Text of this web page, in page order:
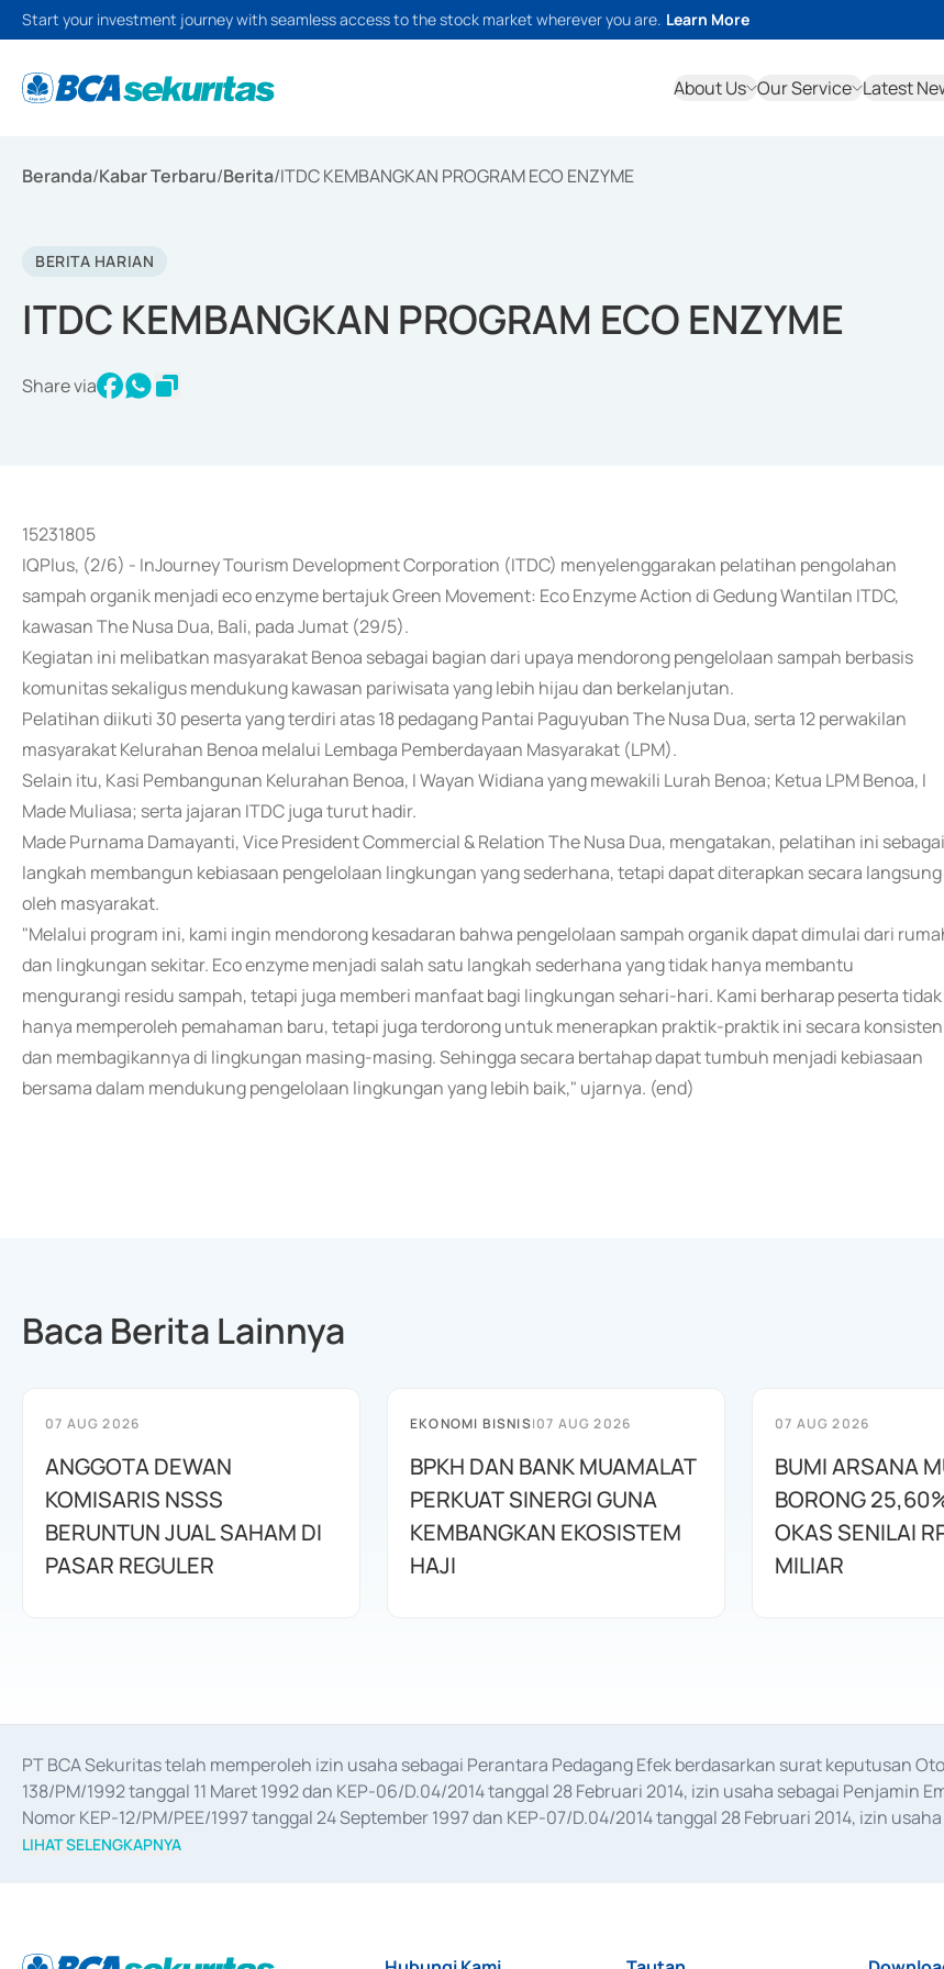
Start your investment journey with seamless access to the stock market wherever you are. Learn More
About Us Our Service Latest
Beranda/Kabar Terbaru/Berita/ITDC KEMBANGKAN PROGRAM ECO ENZYME
BERITA HARIAN
ITDC KEMBANGKAN PROGRAM ECO ENZYME
Share via
15231805
IQPlus, (2/6) - InJourney Tourism Development Corporation (ITDC) menyelenggarakan pelatihan pengolahan
sampah organik menjadi eco enzyme bertajuk Green Movement: Eco Enzyme Action di Gedung Wantilan ITDC,
kawasan The Nusa Dua, Bali, pada Jumat (29/5).
Kegiatan ini melibatkan masyarakat Benoa sebagai bagian dari upaya mendorong pengelolaan sampah berbasis
komunitas sekaligus mendukung kawasan pariwisata yang lebih hijau dan berkelanjutan.
Pelatihan diikuti 30 peserta yang terdiri atas 18 pedagang Pantai Paguyuban The Nusa Dua, serta 12 perwakilan
masyarakat Kelurahan Benoa melalui Lembaga Pemberdayaan Masyarakat (LPM).
Selain itu, Kasi Pembangunan Kelurahan Benoa, I Wayan Widiana yang mewakili Lurah Benoa; Ketua LPM Benoa, I
Made Muliasa; serta jajaran ITDC juga turut hadir.
Made Purnama Damayanti, Vice President Commercial & Relation The Nusa Dua, mengatakan, pelatihan ini sebagai
langkah membangun kebiasaan pengelolaan lingkungan yang sederhana, tetapi dapat diterapkan secara langsung
oleh masyarakat.
"Melalui program ini, kami ingin mendorong kesadaran bahwa pengelolaan sampah organik dapat dimulai dari
dan lingkungan sekitar. Eco enzyme menjadi salah satu langkah sederhana yang tidak hanya membantu
mengurangi residu sampah, tetapi juga memberi manfaat bagi lingkungan sehari-hari. Kami berharap peserta tidak
hanya memperoleh pemahaman baru, tetapi juga terdorong untuk menerapkan praktik-praktik ini secara konsisten
dan membagikannya di lingkungan masing-masing. Sehingga secara bertahap dapat tumbuh menjadi kebiasaan
bersama dalam mendukung pengelolaan lingkungan yang lebih baik," ujarnya. (end)
Baca Berita Lainnya
07 AUG 2026
ANGGOTA DEWAN
KOMISARIS NSSS
BERUNTUN JUAL SAHAM DI
PASAR REGULER
EKONOMI BISNIS|07 AUG 2026
BPKH DAN BANK MUAMALAT
PERKUAT SINERGI GUNA
KEMBANGKAN EKOSISTEM
HAJI
07 AUG 2026
BUMI ARSANA
BORONG
OKAS SENILAI
MILIAR
PT BCA Sekuritas telah memperoleh izin usaha sebagai Perantara Pedagang Efek berdasarkan surat keputusan
138/PM/1992 tanggal 11 Maret 1992 dan KEP-06/D.04/2014 tanggal 28 Februari 2014, izin usaha sebagai Penjamin
Nomor KEP-12/PM/PEE/1997 tanggal 24 September 1997 dan KEP-07/D.04/2014 tanggal 28 Februari 2014, izin
merger, akuisisi, divestasi, dan
LIHAT SELENGKAPNYA